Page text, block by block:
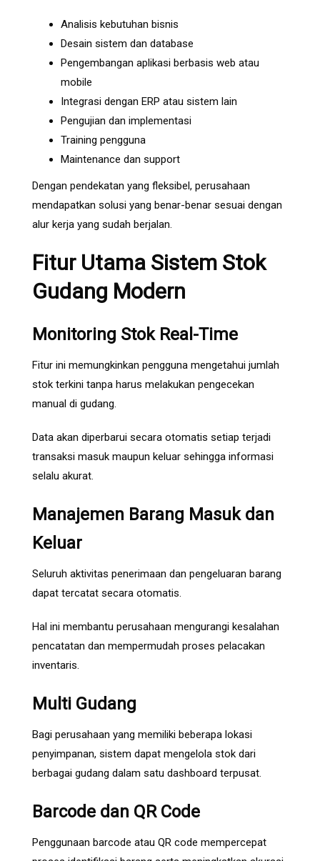
Analisis kebutuhan bisnis
Desain sistem dan database
Pengembangan aplikasi berbasis web atau
mobile
Integrasi dengan ERP atau sistem lain
Pengujian dan implementasi
Training pengguna
Maintenance dan support
Dengan pendekatan yang fleksibel, perusahaan
mendapatkan solusi yang benar-benar sesuai dengan
alur kerja yang sudah berjalan.
Fitur Utama Sistem Stok
Gudang Modern
Monitoring Stok Real-Time
Fitur ini memungkinkan pengguna mengetahui jumlah
stok terkini tanpa harus melakukan pengecekan
manual di gudang.
Data akan diperbarui secara otomatis setiap terjadi
transaksi masuk maupun keluar sehingga informasi
selalu akurat.
Manajemen Barang Masuk dan
Keluar
Seluruh aktivitas penerimaan dan pengeluaran barang
dapat tercatat secara otomatis.
Hal ini membantu perusahaan mengurangi kesalahan
pencatatan dan mempermudah proses pelacakan
inventaris.
Multi Gudang
Bagi perusahaan yang memiliki beberapa lokasi
penyimpanan, sistem dapat mengelola stok dari
berbagai gudang dalam satu dashboard terpusat.
Barcode dan QR Code
Penggunaan barcode atau QR code mempercepat